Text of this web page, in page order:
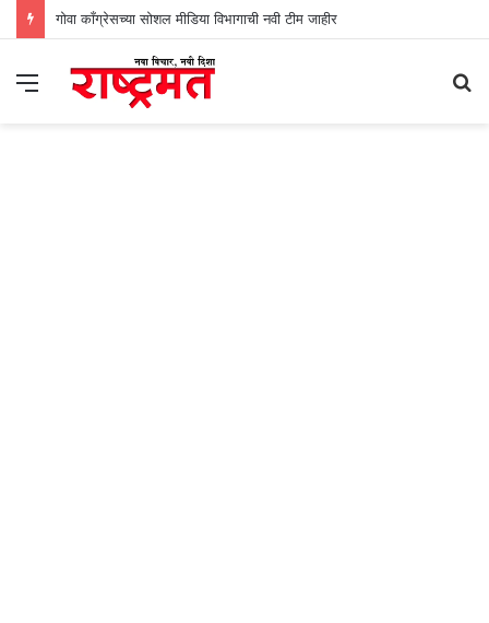
गोवा काँग्रेसच्या सोशल मीडिया विभागाची नवी टीम जाहीर
Menu